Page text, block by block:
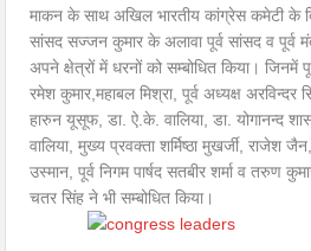
माकन के साथ अखिल भारतीय कांग्रेस कमेटी के
सांसद सज्जन कुमार के अलावा पूर्व सांसद व पूर्व
अपने क्षेत्रों में धरनों को सम्बोधित किया। जिनमें
रमेश कुमार,महाबल मिश्रा, पूर्व अध्यक्ष अरविन्दर
हारुन यूसूफ, डा. ऐ.के. वालिया, डा. योगानन्द
वालिया, मुख्य प्रवक्ता शर्मिष्ठा मुखर्जी, राजेश
उस्मान, पूर्व निगम पार्षद सतबीर शर्मा व तरुण
चतर सिंह ने भी सम्बोधित किया।